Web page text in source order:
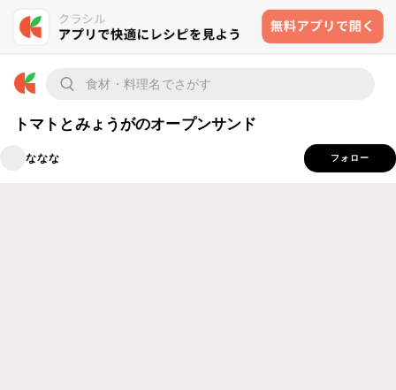
トマトとみょうがのオープンサンド
ななな フォロー